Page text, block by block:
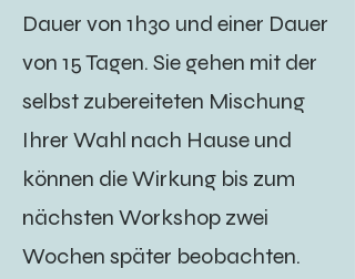
Dauer von 1h30 und einer Dauer
von 15 Tagen. Sie gehen mit der
selbst zubereiteten Mischung
Ihrer Wahl nach Hause und
können die Wirkung bis zum
nächsten Workshop zwei
Wochen später beobachten.